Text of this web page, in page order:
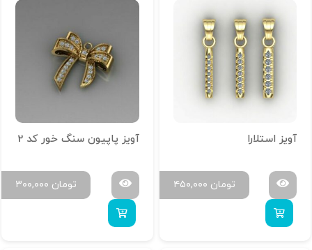
آویز استلارا
۴۵۰,۰۰۰ تومان
آویز پاپیون سنگ خور کد 2
۳۰۰,۰۰۰ تومان